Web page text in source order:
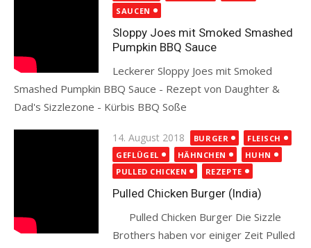
SAUCEN
Sloppy Joes mit Smoked Smashed
Pumpkin BBQ Sauce
Leckerer Sloppy Joes mit Smoked
Smashed Pumpkin BBQ Sauce - Rezept von Daughter &
Dad's Sizzlezone - Kürbis BBQ Soße
Posted
on
14. August 2018 BURGER
FLEISCH
GEFLÜGEL
HÄHNCHEN
HUHN
PULLED CHICKEN
REZEPTE
Pulled Chicken Burger (India)
Pulled Chicken Burger Die Sizzle
Brothers haben vor einiger Zeit Pulled